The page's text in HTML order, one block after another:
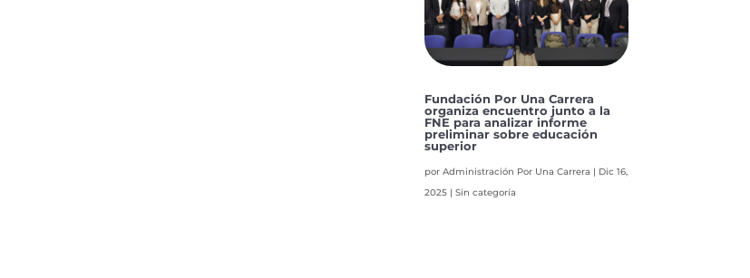
Fundación Por Una Carrera
organiza encuentro junto a la
FNE para analizar informe
preliminar sobre educación
superior
porAdministración Por Una Carrera | Dic 16,
2025 |Sin categoría